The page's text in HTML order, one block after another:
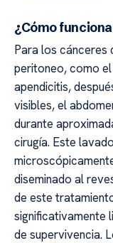
¿Cómo
Para los cánceres
peritoneo, como
apendicitis,
visibles, el
durante
cirugía. Este
diseminado al
de este
significativamente
de supervivencia.